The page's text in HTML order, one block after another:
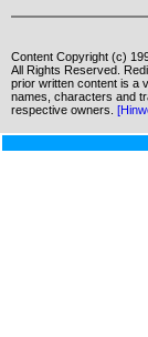
Content Copyright (c)
All Rights Reserved.
prior written content is a
names, characters and
respective owners.